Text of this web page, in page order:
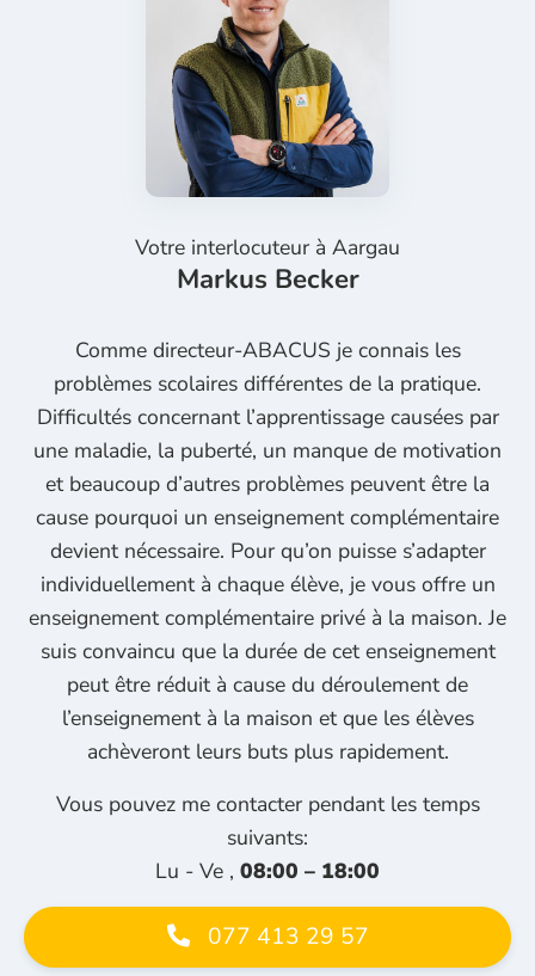
Votre interlocuteur à Aargau
Markus Becker
Comme directeur-ABACUS je connais les
problèmes scolaires différentes de la pratique.
Difficultés concernant l’apprentissage causées par
une maladie, la puberté, un manque de motivation
et beaucoup d’autres problèmes peuvent être la
cause pourquoi un enseignement complémentaire
devient nécessaire. Pour qu’on puisse s’adapter
individuellement à chaque élève, je vous offre un
enseignement complémentaire privé à la maison. Je
suis convaincu que la durée de cet enseignement
peut être réduit à cause du déroulement de
l’enseignement à la maison et que les élèves
achèveront leurs buts plus rapidement.
Vous pouvez me contacter pendant les temps
suivants:
Lu - Ve , 08:00 – 18:00
077 413 29 57